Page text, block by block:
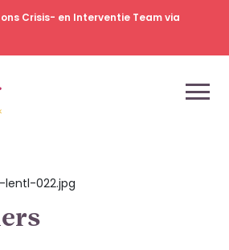
Crisis- en Interventie Team via